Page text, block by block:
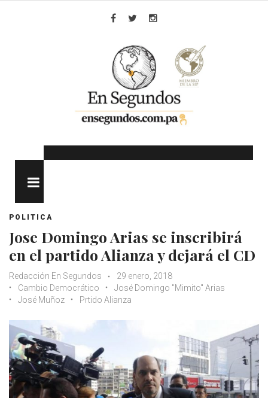
POLITICA
Jose Domingo Arias se inscribirá
en el partido Alianza y dejará el CD
Redacción En Segundos
29 enero, 2018
Cambio Democrático
José Domingo "Mimito" Arias
José Muñoz
Prtido Alianza